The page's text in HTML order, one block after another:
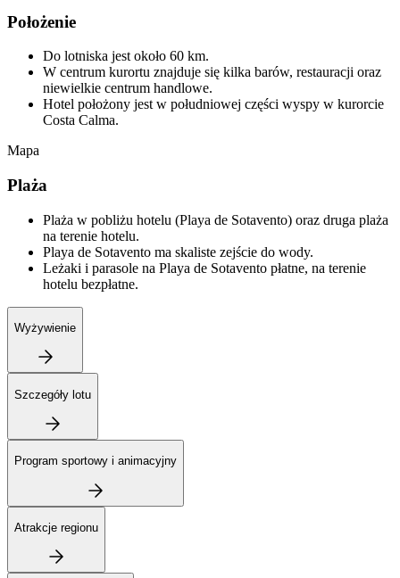
Położenie
Do lotniska jest około 60 km.
W centrum kurortu znajduje się kilka barów, restauracji oraz
niewielkie centrum handlowe.
Hotel położony jest w południowej części wyspy w kurorcie
Costa Calma.
Mapa
Plaża
Plaża w pobliżu hotelu (Playa de Sotavento) oraz druga plaża
na terenie hotelu.
Playa de Sotavento ma skaliste zejście do wody.
Leżaki i parasole na Playa de Sotavento płatne, na terenie
hotelu bezpłatne.
Wyżywienie
Szczegóły lotu
Program sportowy i animacyjny
Atrakcje regionu